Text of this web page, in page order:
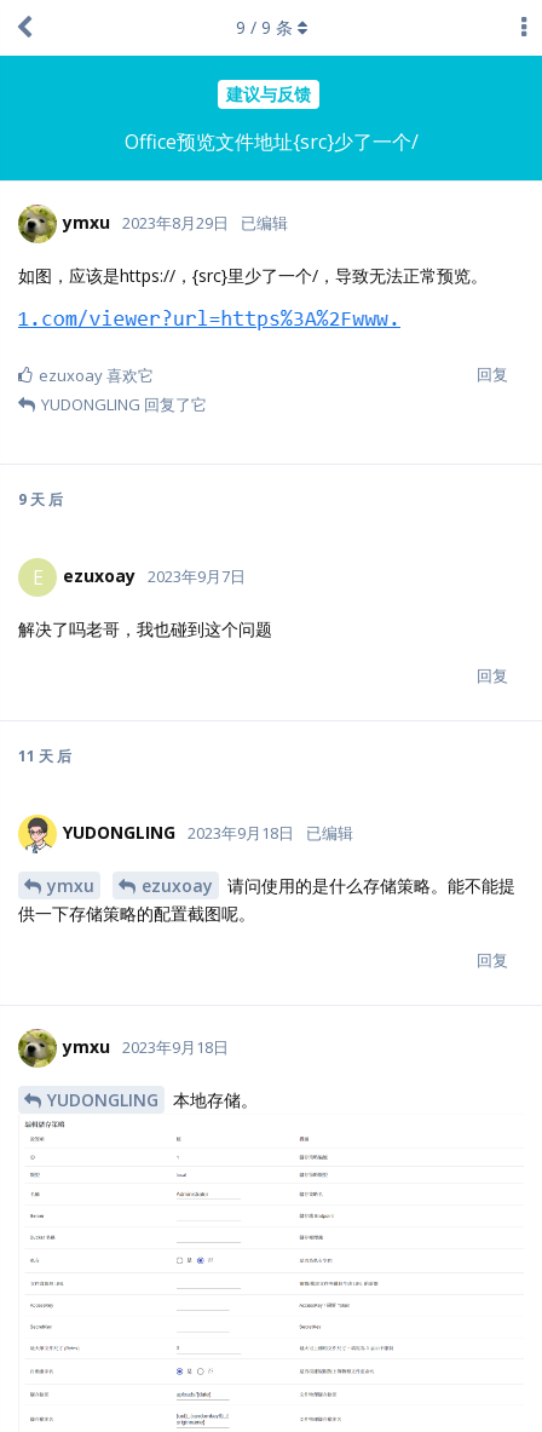
建议与反馈
Office预览文件地址{src}少了一个/
9 / 9 条
ymxu 2023年8月29日 已编辑
如图，应该是https://，{src}里少了一个/，导致无法正常预览。
回复
ezuxoay喜欢它
YUDONGLING 回复了它
9 天 后
E ezuxoay 2023年9月7日
解决了吗老哥，我也碰到这个问题
回复
11 天 后
YUDONGLING 2023年9月18日 已编辑
ymxu ezuxoay
请问使用的是什么存储策略。能不能提
供一下存储策略的配置截图呢。
回复
ymxu 2023年9月18日
YUDONGLING 本地存储。